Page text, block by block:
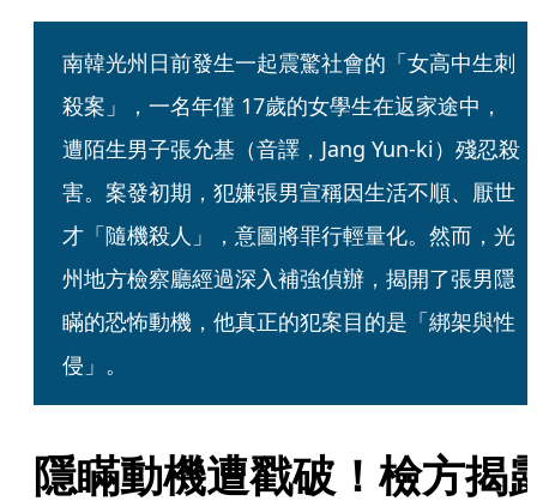
南韓光州日前發生一起震驚社會的「女高中生刺
殺案」，一名年僅 17歲的女學生在返家途中，
遭陌生男子張允基（音譯，Jang Yun-ki）殘忍殺
害。案發初期，犯嫌張男宣稱因生活不順、厭世
才「隨機殺人」，意圖將罪行輕量化。然而，光
州地方檢察廳經過深入補強偵辦，揭開了張男隱
瞞的恐怖動機，他真正的犯案目的是「綁架與性
侵」。
隱瞞動機遭戳破！檢方揭